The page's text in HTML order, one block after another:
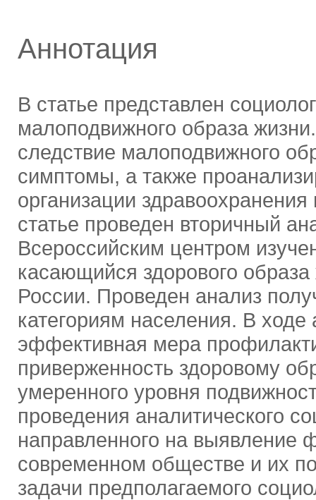
Аннотация
В статье представлен
малоподвижного образа
следствие малоподвижного
симптомы, а также
организации
статье проведен вторичный
Всероссийским центром
касающийся здорового
России. Проведен анализ
категориям населения. В
эффективная мера
приверженность здоровому
умеренного уровня
проведения аналитического
направленного на выявление
современном обществе и их
задачи предполагаемого